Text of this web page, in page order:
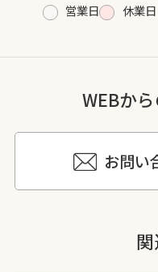
営業日
休業日
WEBか
お問い